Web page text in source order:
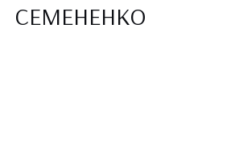
СЕМЕНЕНКО